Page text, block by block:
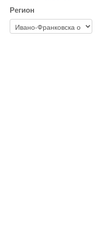
Регион